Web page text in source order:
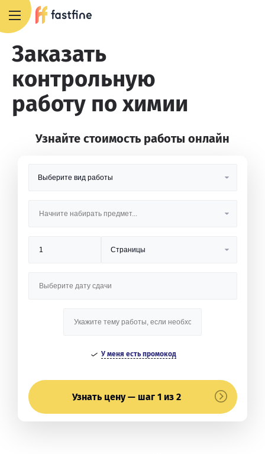
Заказать
контрольную
работу по химии
Узнайте стоимость работы онлайн
У меня есть промокод
Узнать цену — шаг 1 из 2